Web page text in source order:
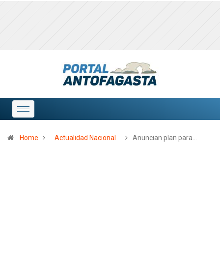
Home Actualidad Nacional Anuncian plan para…